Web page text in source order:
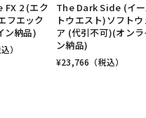
2 (エク
フエック
ン納品)
）
The Dark Side (イ
トウエスト)ソフト
ア (代引不可)(オン
ン納品)
¥23,766 （税込）